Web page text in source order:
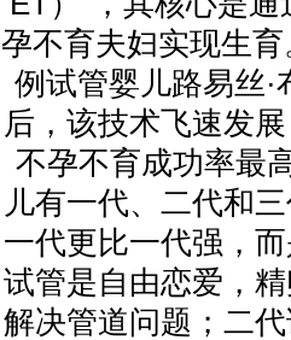
孕不育夫妇实现生
例试管婴儿路易丝·
后，该技术飞速发
不孕不育成功率最
儿有一代、二代和
一代更比一代强，
试管是自由恋爱，
解决管道问题；二代